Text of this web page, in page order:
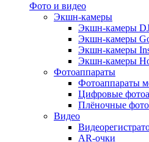
Фото и видео
Экшн-камеры
Экшн-камеры
Экшн-камеры
Экшн-камеры
Экшн-камеры
Фотоаппараты
Фотоаппараты
Цифровые
Плёночные
Видео
AR-очки